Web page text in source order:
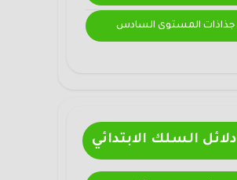
جذاذات المستوى السادس
دلائل السلك الابتدائي